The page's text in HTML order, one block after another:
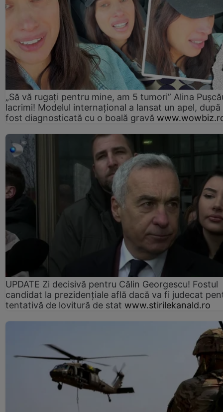
„Să vă rugați pentru mine, am 5 tumori” Alina
lacrimi! Modelul internațional a lansat un apel, după
fost diagnosticată cu o boală gravă
UPDATE Zi decisivă pentru Călin Georgescu! Fostul
candidat la prezidențiale află dacă va fi judecat
tentativă de lovitură de stat www.stirilekanald.ro